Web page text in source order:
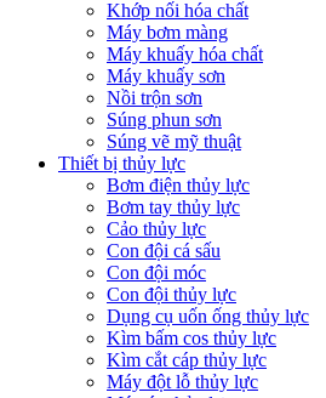
Khớp nối hóa chất
Máy bơm màng
Máy khuấy hóa chất
Máy khuấy sơn
Nồi trộn sơn
Súng phun sơn
Súng vẽ mỹ thuật
Thiết bị thủy lực
Bơm điện thủy lực
Bơm tay thủy lực
Cảo thủy lực
Con đội cá sấu
Con đội móc
Con đội thủy lực
Dụng cụ uốn ống thủy lực
Kìm bấm cos thủy lực
Kìm cắt cáp thủy lực
Máy đột lỗ thủy lực